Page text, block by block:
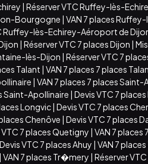
| Réserver VTC Ruffey-lès-
Bourgogne | VAN 7 places
Ruffey-lès-Echirey-Aéroport de
| Réserver VTC 7 places Dijon |
lès-Dijon | Réserver VTC 7
Talant | VAN 7 places 7 places
| VAN 7 places 7 places Saint-
Saint-Apollinaire | Devis VTC 7
Longvic| Devis VTC 7 places
Chenôve | Devis VTC 7 places
VTC 7 places Quetigny | VAN 7 places
Devis VTC 7 places Ahuy | VAN 7
| VAN 7 places Tr�mery | Réserver